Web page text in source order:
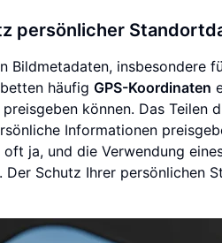
persönlicher
insbesondere
häufig GPS-Koordinaten
können. Das Teilen
Informationen
ja, und die Verwendung
Schutz Ihrer persönlichen